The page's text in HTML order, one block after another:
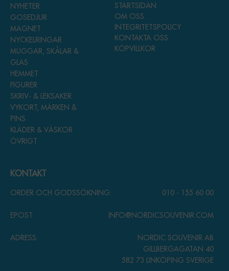
NYHETER
GOSEDJUR
MAGNET
NYCKELRINGAR
MUGGAR, SKÅLAR &
GLAS
HEMMET
FIGURER
SKRIV- & LEKSAKER
VYKORT, MÄRKEN &
PINS
KLÄDER & VÄSKOR
ÖVRIGT
STARTSIDAN
OM OSS
INTEGRITETSPOLICY
KONTAKTA OSS
KÖPVILLKOR
KONTAKT
ORDER OCH GODSSÖKNING: 010 - 155 60 00
EPOST: INFO@NORDICSOUVENIR.COM
ADRESS:
NORDIC SOUVENIR AB
GILLBERGAGATAN 40
582 73 LINKÖPING SVERIGE